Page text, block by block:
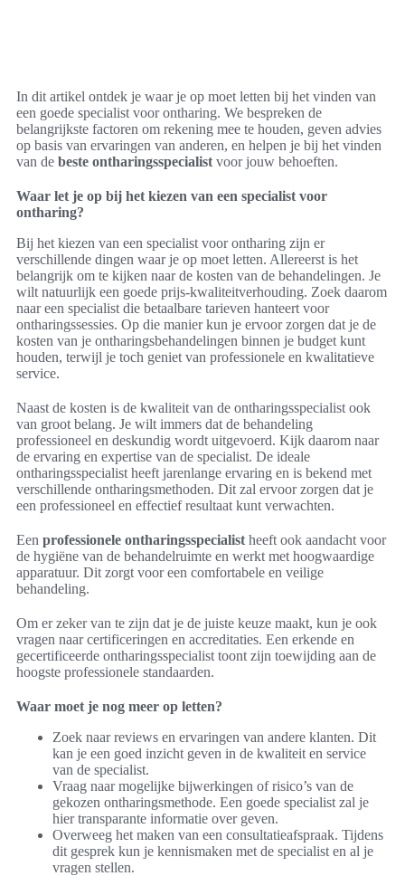
In dit artikel ontdek je waar je op moet letten bij het vinden van
een goede specialist voor ontharing. We bespreken de
belangrijkste factoren om rekening mee te houden, geven advies
op basis van ervaringen van anderen, en helpen je bij het vinden
van de beste ontharingsspecialist voor jouw behoeften.
Waar let je op bij het kiezen van een specialist voor
ontharing?
Bij het kiezen van een specialist voor ontharing zijn er
verschillende dingen waar je op moet letten. Allereerst is het
belangrijk om te kijken naar de kosten van de behandelingen. Je
wilt natuurlijk een goede prijs-kwaliteitverhouding. Zoek daarom
naar een specialist die betaalbare tarieven hanteert voor
ontharingssessies. Op die manier kun je ervoor zorgen dat je de
kosten van je ontharingsbehandelingen binnen je budget kunt
houden, terwijl je toch geniet van professionele en kwalitatieve
service.
Naast de kosten is de kwaliteit van de ontharingsspecialist ook
van groot belang. Je wilt immers dat de behandeling
professioneel en deskundig wordt uitgevoerd. Kijk daarom naar
de ervaring en expertise van de specialist. De ideale
ontharingsspecialist heeft jarenlange ervaring en is bekend met
verschillende ontharingsmethoden. Dit zal ervoor zorgen dat je
een professioneel en effectief resultaat kunt verwachten.
Een professionele ontharingsspecialist heeft ook aandacht voor
de hygiëne van de behandelruimte en werkt met hoogwaardige
apparatuur. Dit zorgt voor een comfortabele en veilige
behandeling.
Om er zeker van te zijn dat je de juiste keuze maakt, kun je ook
vragen naar certificeringen en accreditaties. Een erkende en
gecertificeerde ontharingsspecialist toont zijn toewijding aan de
hoogste professionele standaarden.
Waar moet je nog meer op letten?
Zoek naar reviews en ervaringen van andere klanten. Dit
kan je een goed inzicht geven in de kwaliteit en service
van de specialist.
Vraag naar mogelijke bijwerkingen of risico’s van de
gekozen ontharingsmethode. Een goede specialist zal je
hier transparante informatie over geven.
Overweeg het maken van een consultatieafspraak. Tijdens
dit gesprek kun je kennismaken met de specialist en al je
vragen stellen.